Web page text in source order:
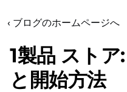
‹ ブログのホームページへ
1製品 ストア
と開始方法